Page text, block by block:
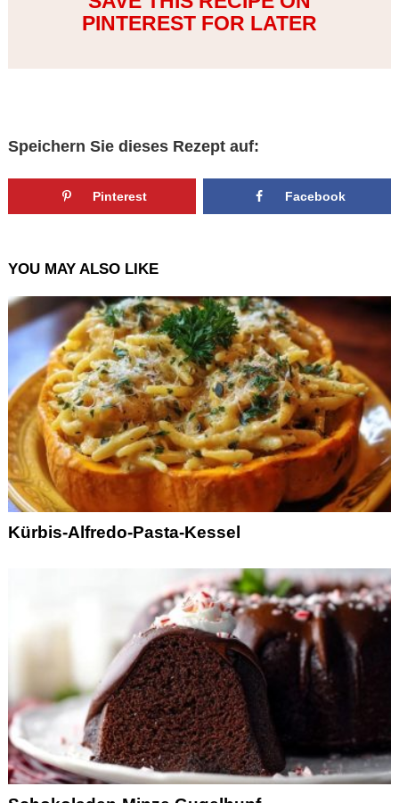
PINTEREST FOR LATER
Speichern Sie dieses Rezept auf:
Pinterest Facebook
YOU MAY ALSO LIKE
Kürbis-Alfredo-Pasta-Kessel